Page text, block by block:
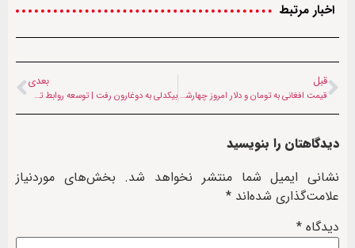
اخبار مرتبط
قبل
قیمت افغانی به تومان و دلار امروز ‌چهارشنبه (۱۳ خرداد ۱۴۰۵)
بعدی
بیکدلی به دوغارون رفت | توسعه روابط تجاری ایران و افغانستان در دستور کار
دیدگاهتان را بنویسید
نشانی ایمیل شما منتشر نخواهد شد. بخش‌های موردنیاز
علامت‌گذاری شده‌اند *
دیدگاه *